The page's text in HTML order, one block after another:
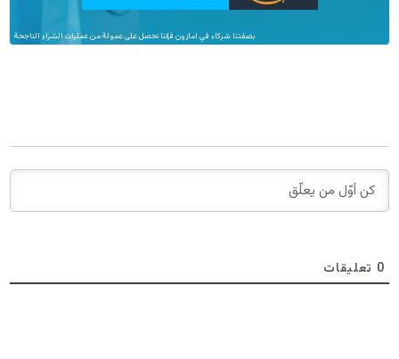
بصفتنا شركاء في امازون فإننا نحصل على عمولة من عمليات الشراء الناجحة
0 تعليقات